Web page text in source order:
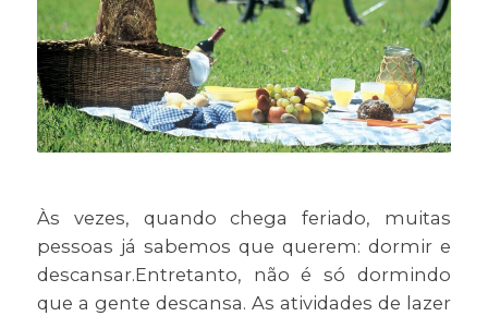
Às vezes, quando chega feriado, muitas
pessoas já sabemos que querem: dormir e
descansar.Entretanto, não é só dormindo
que a gente descansa. As atividades de lazer